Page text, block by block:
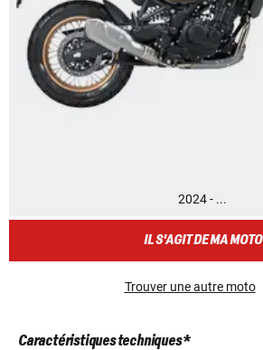
2024 - ...
IL S'AGIT DE MA MOTO
Trouver une autre moto
Caractéristiques techniques *